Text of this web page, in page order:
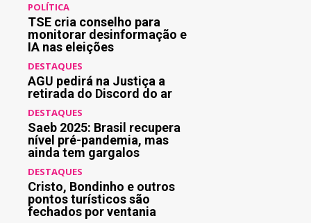
POLÍTICA
TSE cria conselho para
monitorar desinformação e
IA nas eleições
DESTAQUES
AGU pedirá na Justiça a
retirada do Discord do ar
DESTAQUES
Saeb 2025: Brasil recupera
nível pré-pandemia, mas
ainda tem gargalos
DESTAQUES
Cristo, Bondinho e outros
pontos turísticos são
fechados por ventania